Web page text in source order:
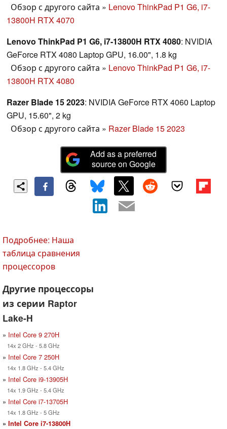
Обзор с другого сайта » Lenovo ThinkPad P1 G6, i7-
13800H RTX 4070
Lenovo ThinkPad P1 G6, i7-13800H RTX 4080: NVIDIA
GeForce RTX 4080 Laptop GPU, 16.00", 1.8 kg
Обзор с другого сайта » Lenovo ThinkPad P1 G6, i7-
13800H RTX 4080
Razer Blade 15 2023: NVIDIA GeForce RTX 4060 Laptop
GPU, 15.60", 2 kg
Обзор с другого сайта » Razer Blade 15 2023
Add as a preferred
source on Google
Подробнее: Наша
таблица сравнения
процессоров
Другие процессоры
из серии Raptor
Lake-H
» Intel Core 9 270H
14x 2 GHz - 5.8 GHz
» Intel Core 7 250H
14x 1.8 GHz - 5.4 GHz
» Intel Core i9-13905H
14x 1.9 GHz - 5.4 GHz
» Intel Core i7-13705H
14x 1.8 GHz - 5 GHz
» Intel Core i7-13800H